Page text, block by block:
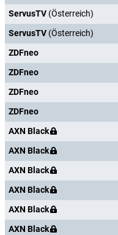
ServusTV (Österreich)
ServusTV (Österreich)
ZDFneo
ZDFneo
ZDFneo
ZDFneo
AXN Black
AXN Black
AXN Black
AXN Black
AXN Black
AXN Black